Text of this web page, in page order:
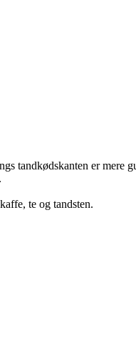
tandkødskanten er
te og tandsten.